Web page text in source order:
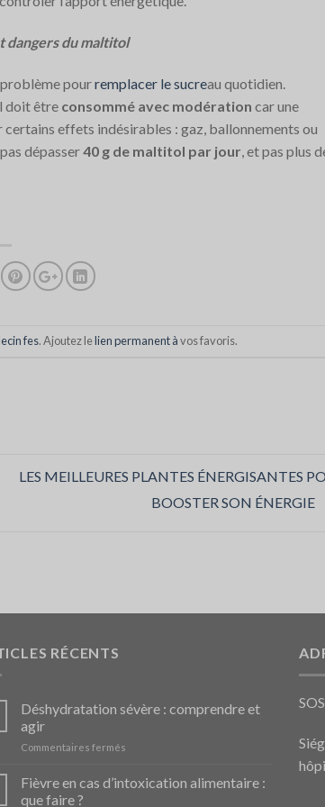
dangers du maltitol
pourremplacer le sucreau quotidien.
doit être consommé avec modération car une
effets indésirables : gaz, ballonnements ou
dépasser40 g de maltitol par jour, et pas plus
fes. Ajoutez lelien permanent àvos favoris.
LES MEILLEURES PLANTES ÉNERGISANTES
BOOSTER SON ÉNERGIE
RÉCENTS
Déshydratation sévère : comprendre et
agir
Commentaires ferméssur
sévère
:
Fièvre en cas d’intoxication alimentaire :
que faire ?